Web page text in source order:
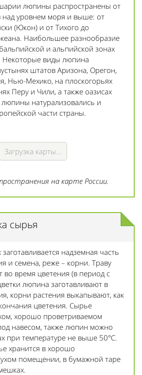
люпины распространены от
над уровнем моря и выше: от
(Юкон) и от Тихого до
Наибольшее разнообразие
и альпийской зонах
Некоторые виды люпина
штатов Аризона, Орегон,
Нью-Мехико, на плоскогорьях
Перу и Чили, а также оазисах
натурализовались и
части страны.
Загрузка карты...
на карте России.
сырья
надземная часть
и семена, реже – корни. Траву
время цветения (в период с
люпина заготавливают в
корни растения выкапывают, как
цветения. Сырье
хорошо проветриваемом
навесом, также люпин можно
при температуре не выше 50°C.
хранится в хорошо
помещении, в бумажной таре